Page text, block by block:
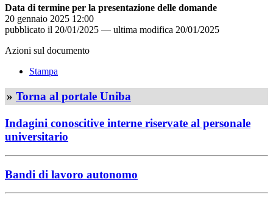
Data di termine per la presentazione delle domande
20 gennaio 2025 12:00
pubblicato il 20/01/2025 — ultima modifica 20/01/2025
Azioni sul documento
Stampa
» Torna al portale Uniba
Indagini conoscitive interne riservate al personale
universitario
Bandi di lavoro autonomo